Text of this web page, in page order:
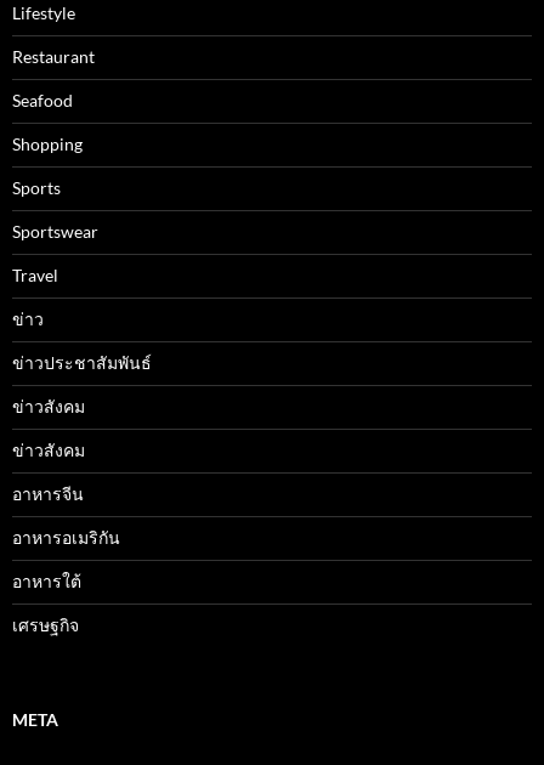
Lifestyle
Restaurant
Seafood
Shopping
Sports
Sportswear
Travel
ข่าว
ข่าวประชาสัมพันธ์
ข่าวสังคม
ข่าวสังคม
อาหารจีน
อาหารอเมริกัน
อาหารใต้
เศรษฐกิจ
META